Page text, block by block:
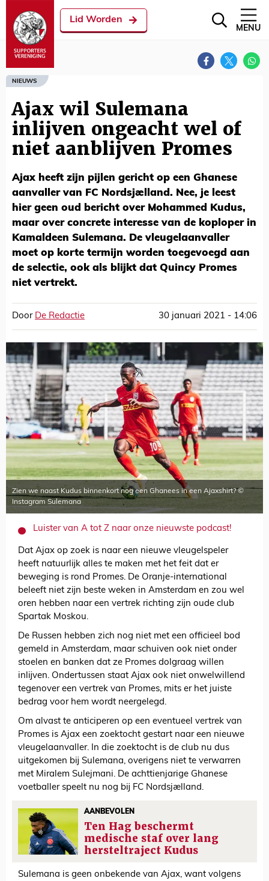
Lid Worden
MENU
NIEUWS
Ajax wil Sulemana
inlijven ongeacht wel of
niet aanblijven Promes
Ajax heeft zijn pijlen gericht op een Ghanese
aanvaller van FC Nordsjælland. Nee, je leest
hier geen oud bericht over Mohammed Kudus,
maar over concrete interesse van de koploper in
Kamaldeen Sulemana. De vleugelaanvaller
moet op korte termijn worden toegevoegd aan
de selectie, ook als blijkt dat Quincy Promes
niet vertrekt.
Door De Redactie 30 januari 2021 - 14:06
Zien we naast Kudus binnenkort nog een Ghanees in een Ajaxshirt? ©
Instagram Sulemana
Luister van A tot Z naar onze nieuwste podcast!
Dat Ajax op zoek is naar een nieuwe vleugelspeler
heeft natuurlijk alles te maken met het feit dat er
beweging is rond Promes. De Oranje-international
beleeft niet zijn beste weken in Amsterdam en zou wel
oren hebben naar een vertrek richting zijn oude club
Spartak Moskou.
De Russen hebben zich nog niet met een officieel bod
gemeld in Amsterdam, maar schuiven ook niet onder
stoelen en banken dat ze Promes dolgraag willen
inlijven. Ondertussen staat Ajax ook niet onwelwillend
tegenover een vertrek van Promes, mits er het juiste
bedrag voor hem wordt neergelegd.
Om alvast te anticiperen op een eventueel vertrek van
Promes is Ajax een zoektocht gestart naar een nieuwe
vleugelaanvaller. In die zoektocht is de club nu dus
uitgekomen bij Sulemana, overigens niet te verwarren
met Miralem Sulejmani. De achttienjarige Ghanese
voetballer speelt nu nog bij FC Nordsjælland.
AANBEVOLEN
Ten Hag beschermt
medische staf over lang
hersteltraject Kudus
Sulemana is geen onbekende van Ajax, want volgens